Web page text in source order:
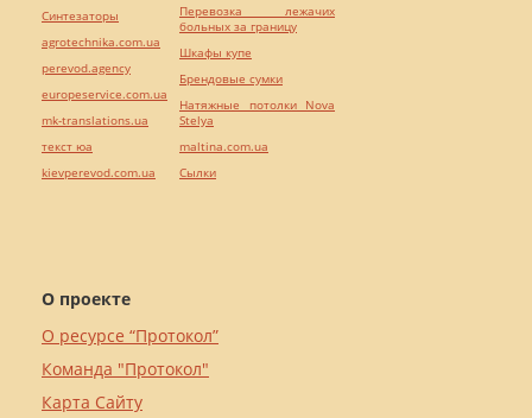
О проекте
О ресурсе “Протокол”
Команда "Протокол"
Карта Сайту
Синтезаторы
agrotechnika.com.ua
perevod.agency
europeservice.com.ua
mk-translations.ua
текст юа
kievperevod.com.ua
Перевозка лежачих
больных за границу
Шкафы купе
Брендовые сумки
Натяжные потолки Nova
Stelya
maltina.com.ua
Cылки